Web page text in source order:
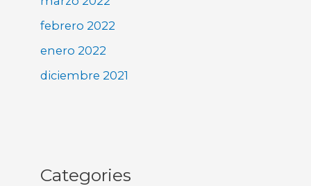
febrero 2022
enero 2022
diciembre 2021
Categories